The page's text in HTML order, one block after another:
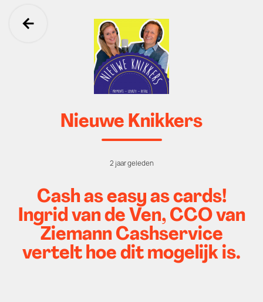
Ga terug
Nieuwe Knikkers
2 jaar geleden
Cash as easy as cards!
Ingrid van de Ven, CCO van
Ziemann Cashservice
vertelt hoe dit mogelijk is.